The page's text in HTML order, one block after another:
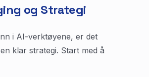
og Strategi
i AI-verktøyene, er det
klar strategi. Start med å